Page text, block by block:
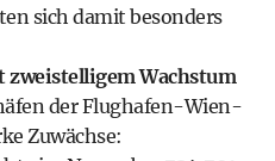
sich damit besonders
Wachstum
der Flughafen-Wien-
Zuwächse: